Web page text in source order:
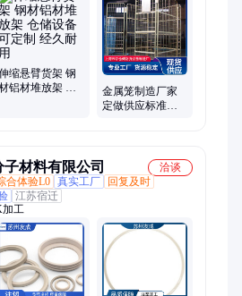
料架车、登高车、仓储笼、两面车、仓
台车、立式托盘、金属网箱
缩悬臂货架 钢
铝材堆放架 仓
金属笼制造厂家
定做供应标准规
材料有限公司
洽谈
合体验L0 真实工厂
回复及时
江苏宿迁
加工